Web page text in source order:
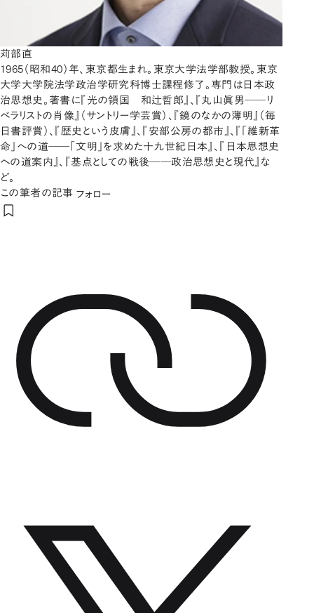
苅部直
1965（昭和40）年、東京都生まれ。東京大学法学部教授。東京
大学大学院法学政治学研究科博士課程修了。専門は日本政
治思想史。著書に『光の領国 和辻哲郎』、『丸山眞男――リ
ベラリストの肖像』（サントリー学芸賞）、『鏡のなかの薄明』（毎
日書評賞）、『歴史という皮膚』、『安部公房の都市』、『「維新革
命」への道――「文明」を求めた十九世紀日本』、『日本思想史
への道案内』、『基点としての戦後――政治思想史と現代』な
ど。
この筆者の記事 フォロー